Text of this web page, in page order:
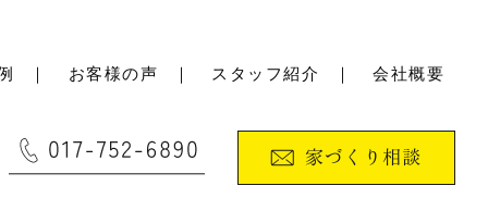
｜ お客様の声｜ スタッフ紹介｜ 会社概要